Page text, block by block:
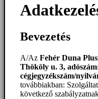
Bevezetés
A/Az Fehér Duna
Thököly u. 3,
cégjegyzékszám/
továbbiakban:
következő